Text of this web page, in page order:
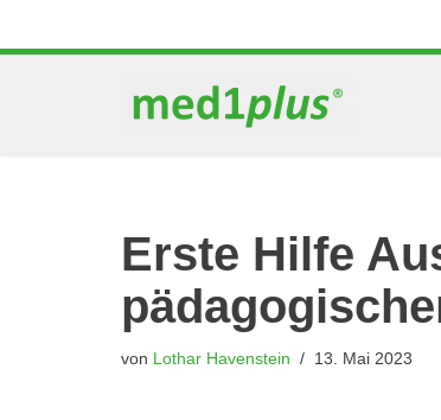
Erste Hilfe
von Lothar Havenstein 13. Mai 2023